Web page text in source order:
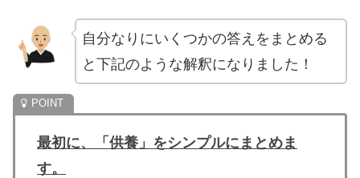
自分なりにいくつかの答えをまとめる
と下記のような解釈になりました！
最初に、「供養」をシンプルにまとめま
す。